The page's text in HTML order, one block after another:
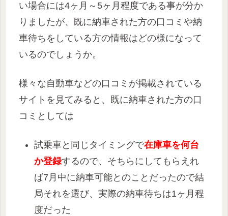
い場合には4ヶ月～5ヶ月程度である事が分か
りましたが、既に納車された方の口コミや納
車待ちをしている方の情報はどの様になって
いるのでしょうか。
様々な自動車などの口コミが掲載されている
サイトを見てみると、既に納車された方の口
コミとしては
試乗車と同じタイミングで在庫車を何台
か登録するので、そちらにしてもらえれ
ば7月中に納車可能とのことだったので結
局それを選び、実際の納車待ちは1ヶ月程
度だった